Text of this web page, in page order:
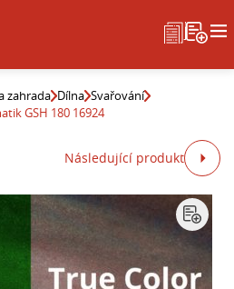
zahrada Dílna Svařování
GSH 180 16924
Následující produkt